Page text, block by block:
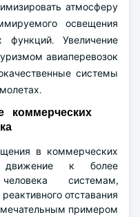
атмосферу
освещения
функций. Увеличение
авиаперевозок
системы
коммерческих
в коммерческих
движение к более
системам,
отставания
примером